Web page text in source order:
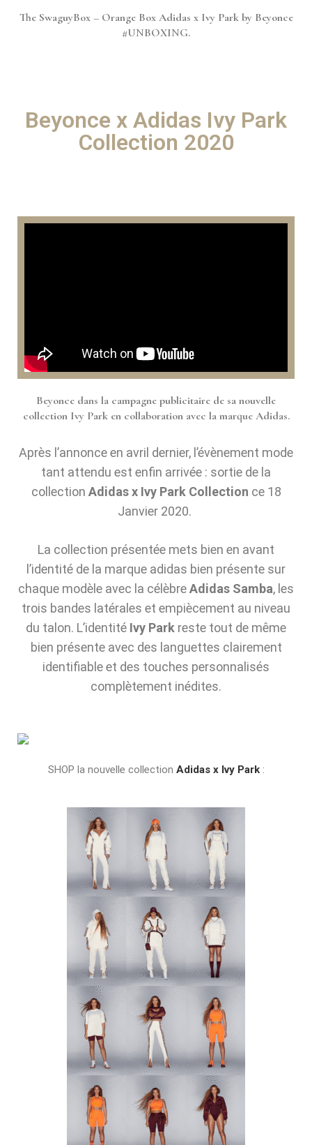
The SwaguyBox – Orange Box Adidas x Ivy Park by Beyonce
#UNBOXING.
Beyonce x Adidas Ivy Park
Collection 2020
Beyonce dans la campagne publicitaire de sa nouvelle
collection Ivy Park en collaboration avec la marque Adidas.
Après l’annonce en avril dernier, l’évènement mode
tant attendu est enfin arrivée : sortie de la
collection Adidas x Ivy Park Collection ce 18
Janvier 2020.
La collection présentée mets bien en avant
l’identité de la marque adidas bien présente sur
chaque modèle avec la célèbreAdidas Samba, les
trois bandes latérales et empiècement au niveau
du talon. L’identité Ivy Park reste tout de même
bien présente avec des languettes clairement
identifiable et des touches personnalisés
complètement inédites.
SHOP la nouvelle collection Adidas x Ivy Park :